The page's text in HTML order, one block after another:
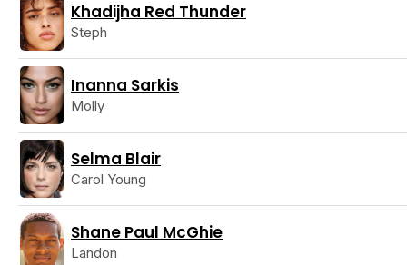
Khadijha Red Thunder
Steph
Inanna Sarkis
Molly
Selma Blair
Carol Young
Shane Paul McGhie
Landon